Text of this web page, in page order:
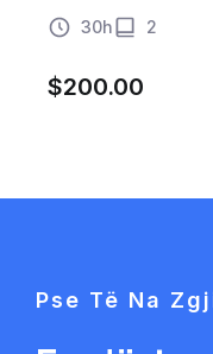
30h 2
$200.00
Pse Të Na